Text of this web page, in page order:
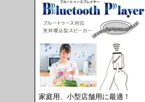
家庭用、小型店舗用に最適！